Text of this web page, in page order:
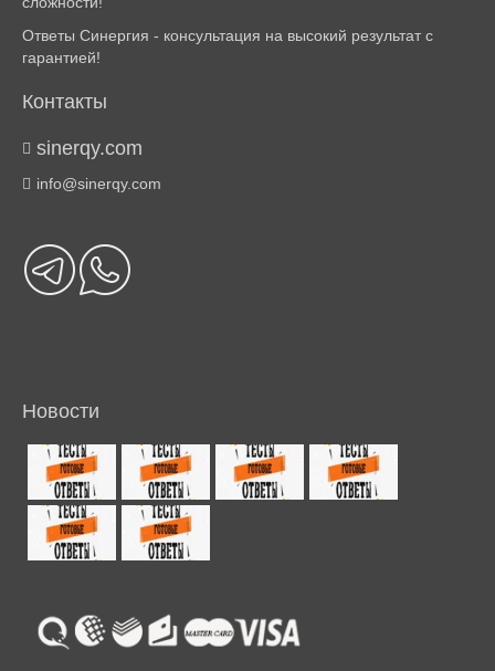
Ответы Синергия - консультация на высокий результат с
гарантией!
Контакты
sinerqy.com
info@sinerqy.com
Новости